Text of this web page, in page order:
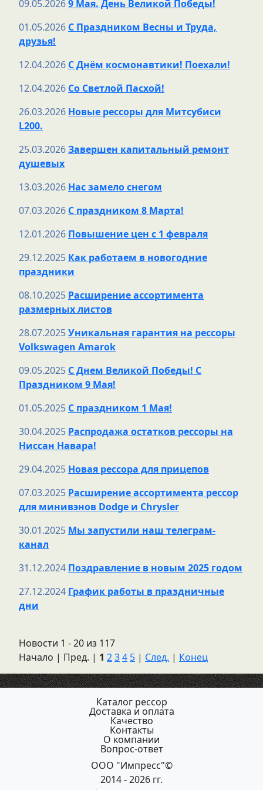
09.05.20269 Мая. День Великой Победы!
01.05.2026 С Праздником Весны и Труда,
друзья!
12.04.2026 С Днём космонавтики! Поехали!
12.04.2026 Со Светлой Пасхой!
26.03.2026 Новые рессоры для Митсубиси
L200.
25.03.2026Завершен капитальный ремонт
душевых
13.03.2026 Нас замело снегом
07.03.2026 С праздником 8 Марта!
12.01.2026 Повышение цен с 1 февраля
29.12.2025 Как работаем в новогодние
праздники
08.10.2025 Расширение ассортимента
размерных листов
28.07.2025Уникальная гарантия на рессоры
Volkswagen Amarok
09.05.2025 С Днем Великой Победы! С
Праздником 9 Мая!
01.05.2025 С праздником 1 Мая!
30.04.2025 Распродажа остатков рессоры на
Ниссан Навара!
29.04.2025 Новая рессора для прицепов
07.03.2025 Расширение ассортимента рессор
для минивэнов Dodge и Chrysler
30.01.2025 Мы запустили наш телеграм-
канал
31.12.2024 Поздравление в новым 2025 годом
27.12.2024 График работы в праздничные
дни
Новости 1 - 20 из 117
Начало | Пред. | 1 234 5 | След. | Конец
Каталог рессор
Доставка и оплата
Качество
Контакты
О компании
Вопрос-ответ
ООО "Импресс"©
2014 - 2026 гг.